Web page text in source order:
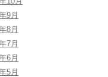
9月
8月
7月
6月
5月